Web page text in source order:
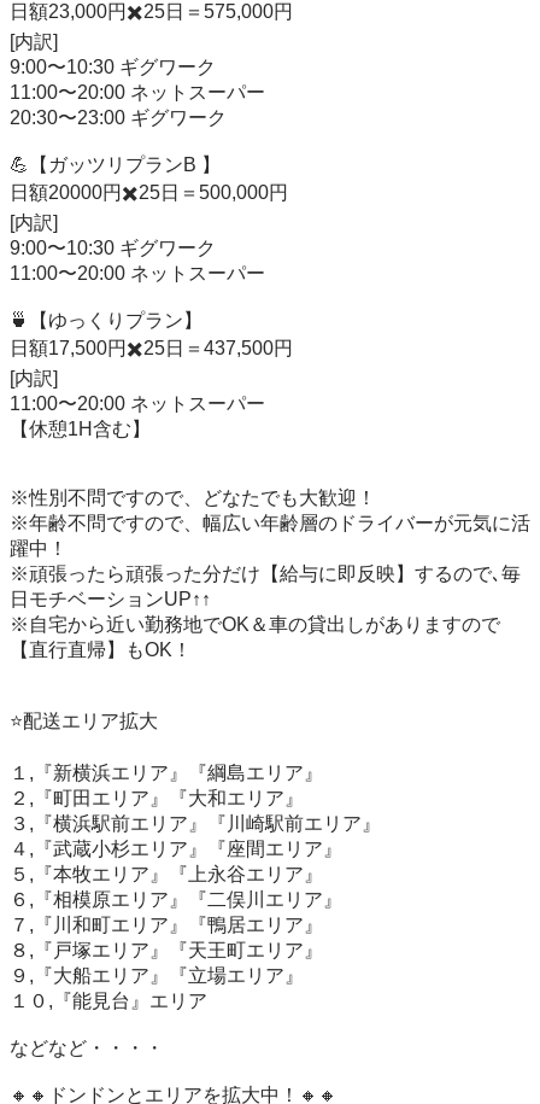
日額23,000円✖️25日＝575,000円
[内訳]
9:00〜10:30 ギグワーク
11:00〜20:00 ネットスーパー
20:30〜23:00 ギグワーク
💪【ガッツリプランB 】
日額20000円✖️25日＝500,000円
[内訳]
9:00〜10:30 ギグワーク
11:00〜20:00 ネットスーパー
🍵【ゆっくりプラン】
日額17,500円✖️25日＝437,500円
[内訳]
11:00〜20:00 ネットスーパー
【休憩1H含む】
※性別不問ですので、どなたでも大歓迎！
※年齢不問ですので、幅広い年齢層のドライバーが元気に活
躍中！
※頑張ったら頑張った分だけ【給与に即反映】するので､毎
日モチベーションUP↑↑
※自宅から近い勤務地でOK＆車の貸出しがありますので
【直行直帰】もOK！
⭐️配送エリア拡大
１,『新横浜エリア』『綱島エリア』
２,『町田エリア』『大和エリア』
３,『横浜駅前エリア』『川崎駅前エリア』
４,『武蔵小杉エリア』『座間エリア』
５,『本牧エリア』『上永谷エリア』
６,『相模原エリア』『二俣川エリア』
７,『川和町エリア』『鴨居エリア』
８,『戸塚エリア』『天王町エリア』
９,『大船エリア』『立場エリア』
１０,『能見台』エリア
などなど・・・・
🔸🔸ドンドンとエリアを拡大中！🔸🔸